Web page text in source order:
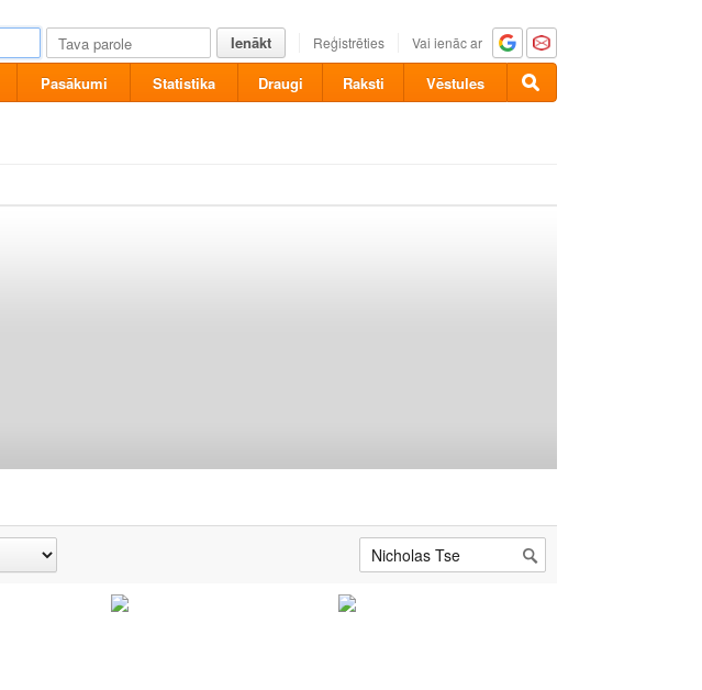
Ienākt Reģistrēties Vai ienāc ar
Pasākumi Statistika Draugi Raksti Vēstules